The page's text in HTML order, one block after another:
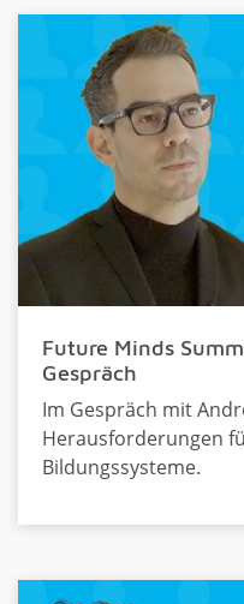
Future Minds
Gespräch
Im Gespräch mit
Herausforderungen
Bildungssysteme.